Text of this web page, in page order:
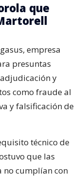
que
empresa
presuntas
y
como fraude al
y falsificación de
técnico de
que las
no cumplían con